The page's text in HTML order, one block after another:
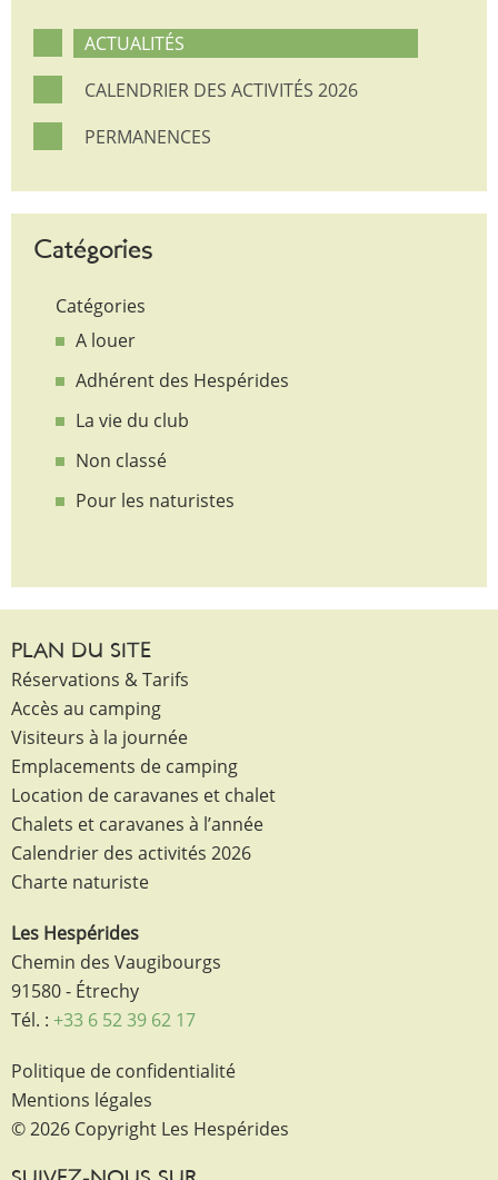
ACTUALITÉS
CALENDRIER DES ACTIVITÉS 2026
PERMANENCES
Catégories
Catégories
A louer
Adhérent des Hespérides
La vie du club
Non classé
Pour les naturistes
PLAN DU SITE
Réservations & Tarifs
Accès au camping
Visiteurs à la journée
Emplacements de camping
Location de caravanes et chalet
Chalets et caravanes à l’année
Calendrier des activités 2026
Charte naturiste
Les Hespérides
Chemin des Vaugibourgs
91580 - Étrechy
Tél. : +33 6 52 39 62 17
Politique de confidentialité
Mentions légales
© 2026 Copyright Les Hespérides